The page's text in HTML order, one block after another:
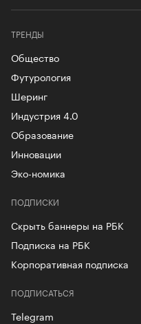
ТРЕНДЫ
Общество
Футурология
Шеринг
Индустрия 4.0
Образование
Инновации
Эко-номика
ПОДПИСКИ
Скрыть баннеры на РБК
Подписка на РБК
Корпоративная подписка
ПОДПИСАТЬСЯ
Telegram